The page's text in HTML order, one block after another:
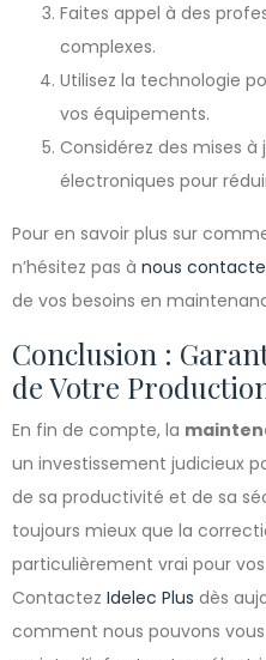
Faites appel à des
complexes.
Utilisez la technologie
vos équipements.
Considérez des mises à
électroniques pour
Pour en savoir plus sur
n’hésitez pas à nous
de vos besoins en
Conclusion :
de Votre
En fin de compte, la
un investissement judicieux
de sa productivité et de sa
toujours mieux que la
particulièrement vrai pour
Contactez Idelec Plus dès
comment nous pouvons